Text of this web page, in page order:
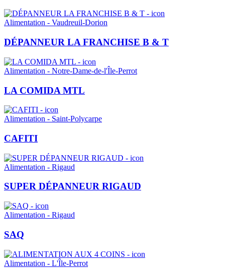
Alimentation - Vaudreuil-Dorion
DÉPANNEUR LA FRANCHISE B & T
Alimentation - Notre-Dame-de-l'Île-Perrot
LA COMIDA MTL
Alimentation - Saint-Polycarpe
CAFITI
Alimentation - Rigaud
SUPER DÉPANNEUR RIGAUD
Alimentation - Rigaud
SAQ
Alimentation - L'Île-Perrot